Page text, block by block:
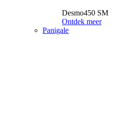
Desmo450 SM
Ontdek meer
Panigale